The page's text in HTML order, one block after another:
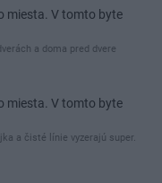
miesta. V tomto byte
a doma pred dvere
miesta. V tomto byte
a čisté línie vyzerajú super.